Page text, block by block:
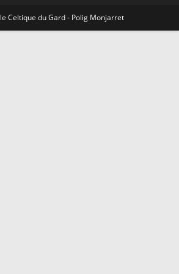
Celtique du Gard - Polig Monjarret